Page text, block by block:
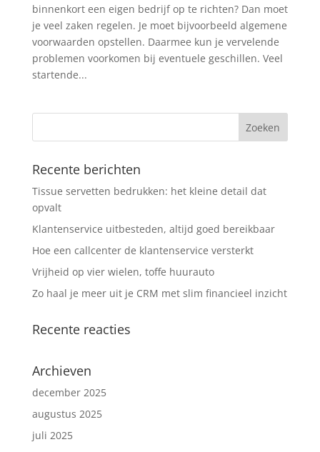
binnenkort een eigen bedrijf op te richten? Dan moet
je veel zaken regelen. Je moet bijvoorbeeld algemene
voorwaarden opstellen. Daarmee kun je vervelende
problemen voorkomen bij eventuele geschillen. Veel
startende...
Recente berichten
Tissue servetten bedrukken: het kleine detail dat
opvalt
Klantenservice uitbesteden, altijd goed bereikbaar
Hoe een callcenter de klantenservice versterkt
Vrijheid op vier wielen, toffe huurauto
Zo haal je meer uit je CRM met slim financieel inzicht
Recente reacties
Archieven
december 2025
augustus 2025
juli 2025